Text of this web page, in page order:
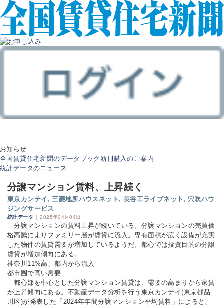
お知らせ
全国賃貸住宅新聞のデータブック新刊購入のご案内
統計データのニュース
分譲マンション賃料、上昇続く
東京カンテイ, 三菱地所ハウスネット, 長谷工ライブネット, 穴吹ハウ
ジングサービス
統計データ | 2025年04月04日
分譲マンションの賃料上昇が続いている。分譲マンションの売買価
格高騰によりファミリー層が賃貸に流入。専有面積が広く設備が充実
した物件の賃貸需要が増加しているようだ。都心では投資目的の分譲
賃貸が増加傾向にある。
神奈川11%高、都内から流入
都市圏で高い需要
都心部を中心とした分譲マンション賃貸は、需要の高まりから家賃
が上昇傾向にある。不動産データ分析を行う東京カンテイ(東京都品
川区)が発表した「2024年年間分譲マンション平均賃料」によると、